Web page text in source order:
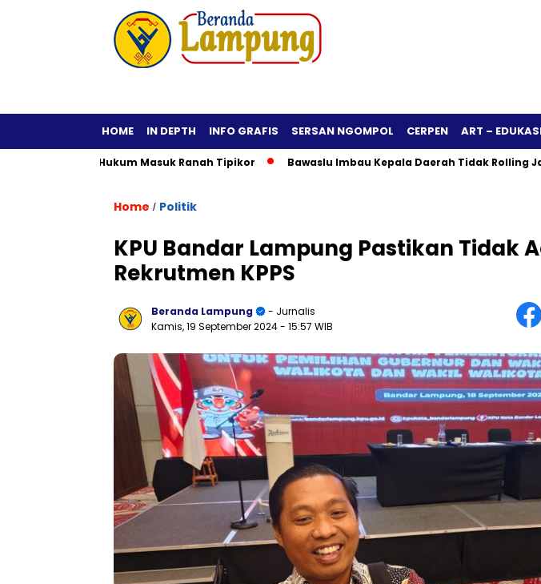
HOME IN DEPTH INFO GRAFIS SERSAN NGOMPOL CERPEN ART –
Praktisi Hukum Masuk Ranah Tipikor Bawaslu Imbau Kepala Daerah Tidak Rolling Jabatan
Home / Politik
KPU Bandar Lampung Pastikan Tidak
Rekrutmen KPPS
Beranda Lampung
- Jurnalis
Kamis, 19 September 2024- 15:57 WIB